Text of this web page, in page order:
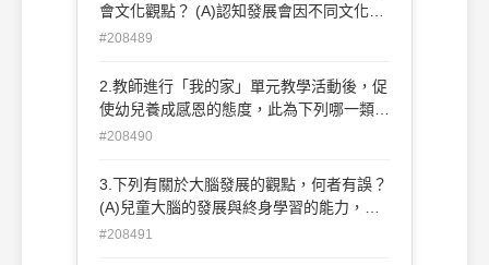
會文化觀點？ (A)認知發展會因不同文化而
有差異 (B)獨立探索是認知發展的主要來源
(D)語言在智力發展中扮演相當重要的角色
#208489
2.教師進行「我的家」單元教學活動後，促
使幼兒養成感恩的態度，此為下列哪一類學
習的結果？ (A)主學習 (B)類學習 (C)副學習
#208490
3.下列有關於大腦發展的觀點，何者有誤？
(A)兒童大腦的發展與終身學習的能力，有
賴於遺傳與環境間的交互作用 (B)兒童生命
#208491